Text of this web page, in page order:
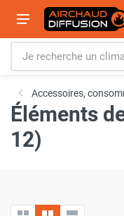
Accessoires,
Éléments
12)